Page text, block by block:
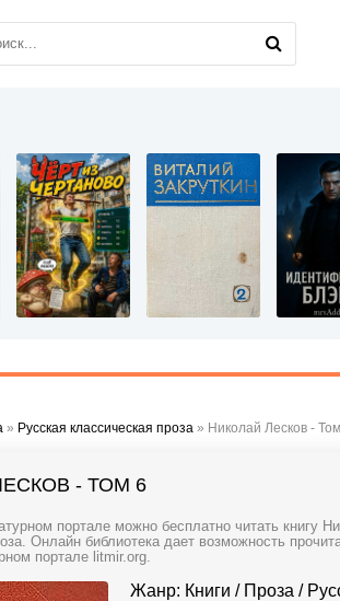
» Русская классическая проза » Николай Лесков -
- ТОМ 6
портале можно бесплатно читать книгу
Онлайн библиотека дает возможность
портале litmir.org.
Жанр: Книги / Проза /